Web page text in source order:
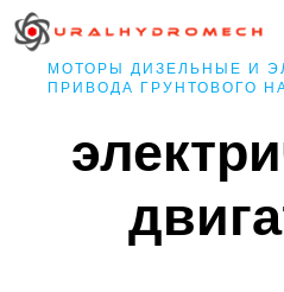
Перейти
МОТОРЫ ДИЗЕЛЬНЫЕ И
ПРИВОДА ГРУНТОВОГО